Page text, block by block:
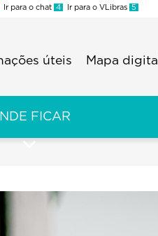
Ir para o chat 4 Ir para o VLibras 5
úteis Mapa digital
FICAR